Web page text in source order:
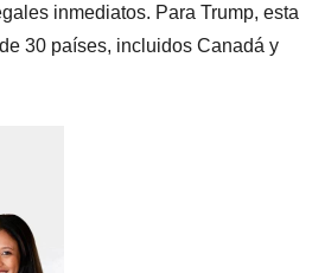
inmediatos. Para Trump, esta
30 países, incluidos Canadá y